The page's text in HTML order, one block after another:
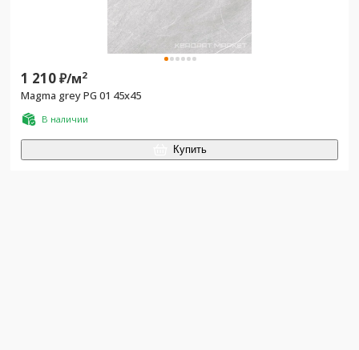
1 210₽/м2
Magma grey PG 01 45x45
В наличии
Купить